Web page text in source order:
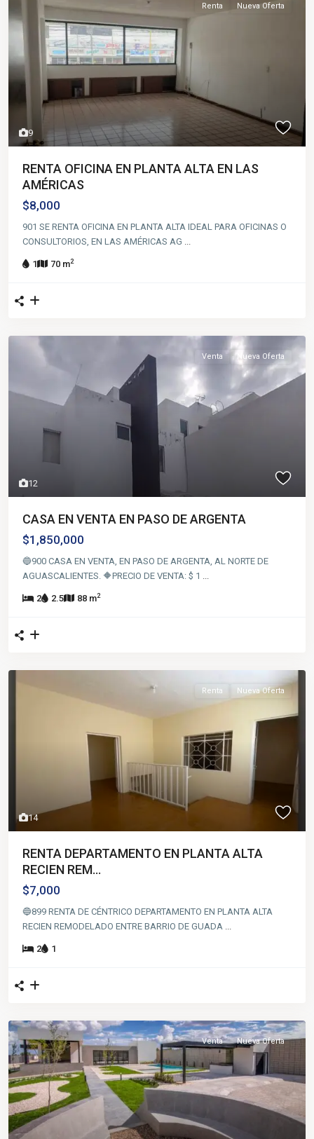
9
Renta Nueva Oferta
RENTA OFICINA EN PLANTA ALTA EN LAS
AMÉRICAS
$8,000
901 SE RENTA OFICINA EN PLANTA ALTA IDEAL PARA OFICINAS O
CONSULTORIOS, EN LAS AMÉRICAS AG ...
1 70 m2
12
Venta Nueva Oferta
CASA EN VENTA EN PASO DE ARGENTA
$1,850,000
🔵900 CASA EN VENTA, EN PASO DE ARGENTA, AL NORTE DE
AGUASCALIENTES. 🔶️PRECIO DE VENTA: $ 1 ...
2 2.5 88 m2
14
Renta Nueva Oferta
RENTA DEPARTAMENTO EN PLANTA ALTA
RECIEN REM...
$7,000
🔵899 RENTA DE CÉNTRICO DEPARTAMENTO EN PLANTA ALTA
RECIEN REMODELADO ENTRE BARRIO DE GUADA ...
2 1
Venta Nueva Oferta